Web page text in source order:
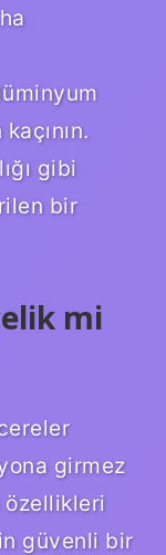
gibi
bir
mi
girmez
özellikleri
güvenli bir